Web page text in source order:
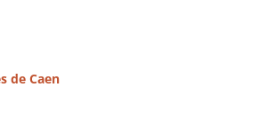
de Caen